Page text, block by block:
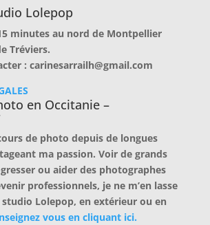
Lolepop
minutes au nord de Montpellier
Tréviers.
: carinesarrailh@gmail.com
en Occitanie –
de photo depuis de longues
ma passion. Voir de grands
ou aider des photographes
professionnels, je ne m’en lasse
studio Lolepop, en extérieur ou en
vous en cliquant ici.